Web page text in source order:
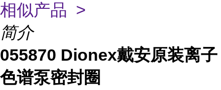
相似产品 >
简介
055870 Dionex戴安原装离子
色谱泵密封圈